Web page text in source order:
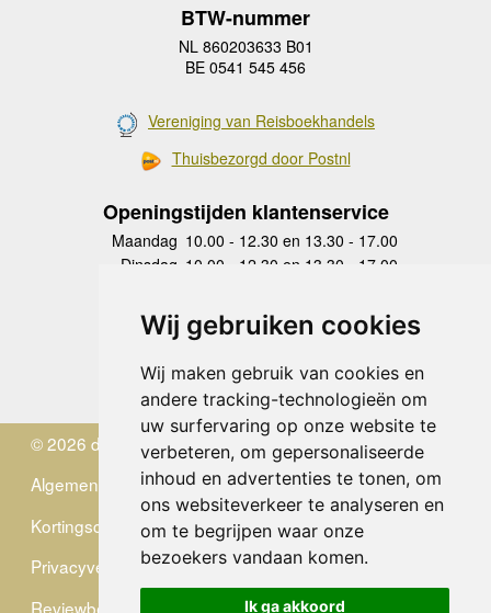
Wij gebruiken cookies
Wij maken gebruik van cookies en
andere tracking-technologieën om
uw surfervaring op onze website te
verbeteren, om gepersonaliseerde
inhoud en advertenties te tonen, om
ons websiteverkeer te analyseren en
om te begrijpen waar onze
bezoekers vandaan komen.
Ik ga akkoord
BTW-nummer
NL 860203633 B01
BE 0541 545 456
Vereniging van Reisboekhandels
Thuisbezorgd door Postnl
Openingstijden klantenservice
Maandag 10.00 - 12.30 en 13.30 - 17.00
Dinsdag 10.00 - 12.30 en 13.30 - 17.00
Donderdag
10.00 - 12.30 en 13.30 - 17.00
Vrijdag 10.00 - 12.30 en 13.30 - 17.00
Zaterdag
gesloten
Zondag gesloten
© 2026 de Zwerver
Algemene Voorwaarden
Kortingscode
Privacyverklaring
Reviewbeleid